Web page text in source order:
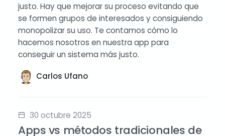
justo. Hay que mejorar su proceso evitando que
se formen grupos de interesados y consiguiendo
monopolizar su uso. Te contamos cómo lo
hacemos nosotros en nuestra app para
conseguir un sistema más justo.
Carlos Ufano
30 octubre 2025
Apps vs métodos tradicionales de